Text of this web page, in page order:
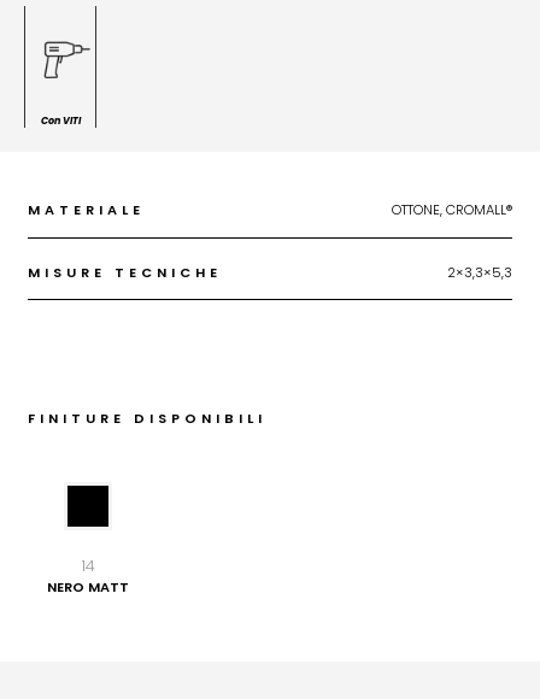
Con VITI
MATERIALE OTTONE, CROMALL®
MISURE TECNICHE 2×3,3×5,3
FINITURE DISPONIBILI
14
NERO MATT